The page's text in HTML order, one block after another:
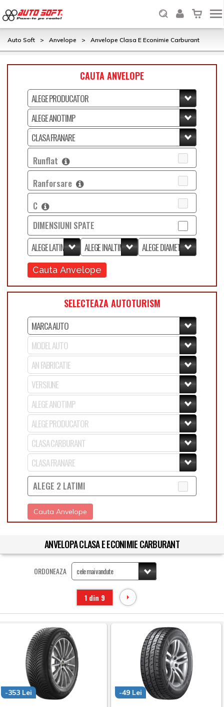
Auto Soft > Anvelope > Anvelope Clasa E Econimie Carburant
CAUTA ANVELOPE
Runflat
Ranforsare
C
DIMENSIUNI SPATE
Cauta Anvelope
SELECTEAZA AUTOTURISM
ALEGE 2 LATIMI
Cauta Anvelope
ANVELOPA CLASA E ECONIMIE CARBURANT
ORDONEAZA
1 din 9
-353 Lei -49 Lei